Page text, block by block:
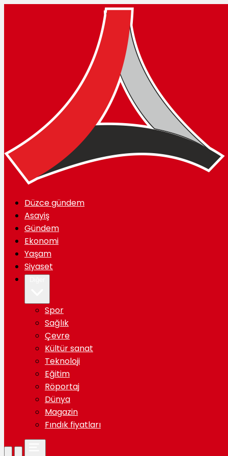
Düzce gündem
Asayiş
Gündem
Ekonomi
Yaşam
Siyaset
Spor
Sağlık
Çevre
Kültür sanat
Teknoloji
Eğitim
Röportaj
Dünya
Magazin
Fındık fiyatları